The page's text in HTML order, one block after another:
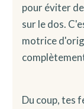
pour éviter
sur le dos.
motrice
Du coup, tes